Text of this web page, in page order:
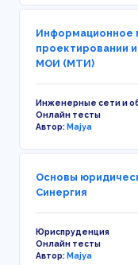
Информационное
проектировании
МОИ (МТИ)
Инженерные сети и
Онлайн тесты
Автор:Majya
Основы
Синергия
Юриспруденция
Онлайн тесты
Автор:Majya